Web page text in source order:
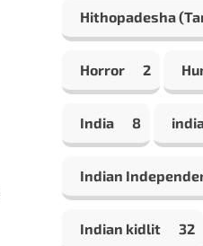
Hithopadesha
Horror 2
India 8
Indian
Indian kidlit 32